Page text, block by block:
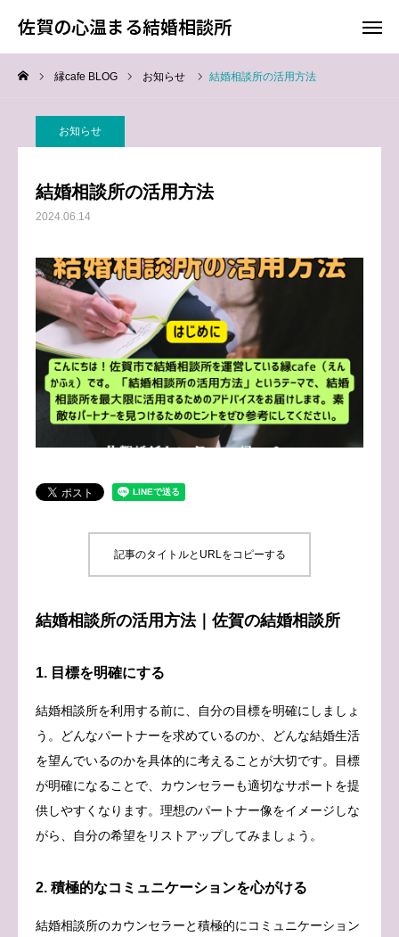
佐賀の心温まる結婚相談所
縁cafe BLOG お知らせ 結婚相談所の活用方法
お知らせ
結婚相談所の活用方法
2024.06.14
記事のタイトルとURLをコピーする
結婚相談所の活用方法｜佐賀の結婚相談所
1. 目標を明確にする
結婚相談所を利用する前に、自分の目標を明確にしましょ
う。どんなパートナーを求めているのか、どんな結婚生活
を望んでいるのかを具体的に考えることが大切です。目標
が明確になることで、カウンセラーも適切なサポートを提
供しやすくなります。理想のパートナー像をイメージしな
がら、自分の希望をリストアップしてみましょう。
2. 積極的なコミュニケーションを心がける
結婚相談所のカウンセラーと積極的にコミュニケーション
佐賀の心温まる結婚相談所
料金
TOP
成婚までの流れ
会員様からの喜びの声
よくあるご質問